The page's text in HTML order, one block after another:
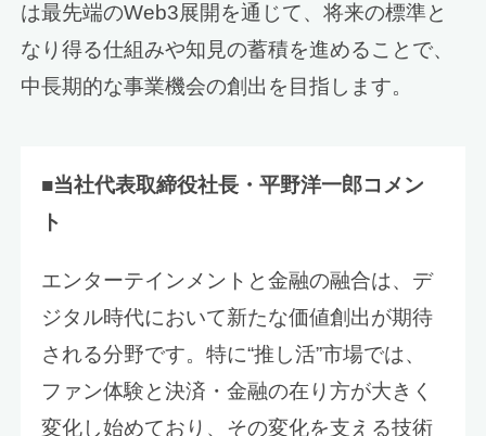
は最先端のWeb3展開を通じて、将来の標準と
なり得る仕組みや知見の蓄積を進めることで、
中長期的な事業機会の創出を目指します。
■当社代表取締役社長・平野洋一郎コメン
ト
エンターテインメントと金融の融合は、デ
ジタル時代において新たな価値創出が期待
される分野です。特に“推し活”市場では、
ファン体験と決済・金融の在り方が大きく
変化し始めており、その変化を支える技術